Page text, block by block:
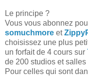
Le principe ?
Vous vous abonnez
somuchmore et
choisissez une plus
un forfait de 4 cours sur
de 200 studios et
Pour celles qui sont